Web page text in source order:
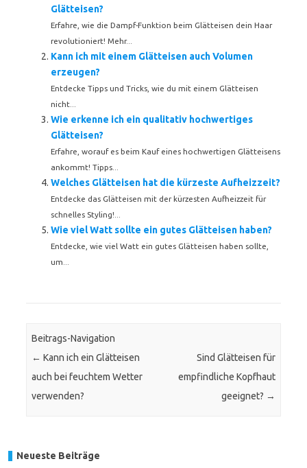
Glätteisen?
Erfahre, wie die Dampf-Funktion beim Glätteisen dein Haar
revolutioniert! Mehr...
Kann ich mit einem Glätteisen auch Volumen
erzeugen?
Entdecke Tipps und Tricks, wie du mit einem Glätteisen
nicht...
Wie erkenne ich ein qualitativ hochwertiges
Glätteisen?
Erfahre, worauf es beim Kauf eines hochwertigen Glätteisens
ankommt! Tipps...
Welches Glätteisen hat die kürzeste Aufheizzeit?
Entdecke das Glätteisen mit der kürzesten Aufheizzeit für
schnelles Styling!...
Wie viel Watt sollte ein gutes Glätteisen haben?
Entdecke, wie viel Watt ein gutes Glätteisen haben sollte,
um...
Beitrags-Navigation
← Kann ich ein Glätteisen
auch bei feuchtem Wetter
verwenden?
Sind Glätteisen für
empfindliche Kopfhaut
geeignet? →
Neueste Beiträge